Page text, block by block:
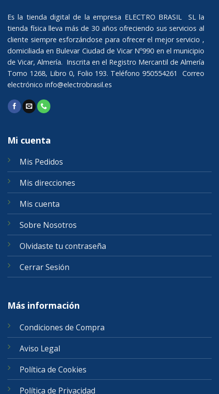
Es la tienda digital de la empresa ELECTRO BRASIL SL la
tienda física lleva más de 30 años ofreciendo sus servicios al
cliente siempre esforzándose para ofrecer el mejor servicio ,
domiciliada en Bulevar Ciudad de Vicar Nº990 en el municipio
de Vicar, Almería. Inscrita en el Registro Mercantil de Almería
Tomo 1268, Libro 0, Folio 193. Teléfono 950554261 Correo
electrónico info@electrobrasil.es
Mi cuenta
Mis Pedidos
Mis direcciones
Mis cuenta
Sobre Nosotros
Olvidaste tu contraseña
Cerrar Sesión
Más información
Condiciones de Compra
Aviso Legal
Política de Cookies
Política de Privacidad